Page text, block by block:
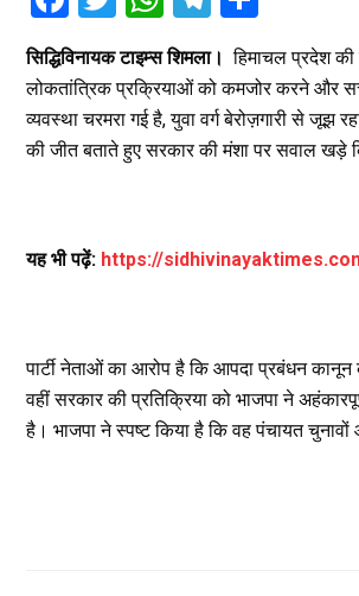
a
ce
b
o
tt
er
h
at
s
A
el
e
gr
a
ar
e
सिद्धिविनायक टाइम्स शिमला। हिमाचल प्रदेश की
लोकतांत्रिक प्रक्रियाओं को कमजोर करने और
व्यवस्था चरमरा गई है, युवा वर्ग बेरोज़गारी से
की जीत बताते हुए सरकार की मंशा पर सवाल खड़े
यह भी पढ़ें: https://
पार्टी नेताओं का आरोप है कि आपदा प्रबंधन
वहीं सरकार की प्रतिक्रिया को भाजपा ने
है। भाजपा ने स्पष्ट किया है कि वह पंचायत